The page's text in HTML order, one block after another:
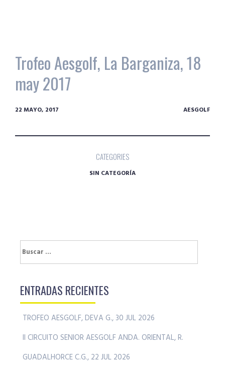
Trofeo Aesgolf, La Barganiza, 18
may 2017
22 MAYO, 2017 AESGOLF
CATEGORIES
SIN CATEGORÍA
Buscar:
ENTRADAS RECIENTES
TROFEO AESGOLF, DEVA G., 30 JUL 2026
II CIRCUITO SENIOR AESGOLF ANDA. ORIENTAL, R.
GUADALHORCE C.G., 22 JUL 2026